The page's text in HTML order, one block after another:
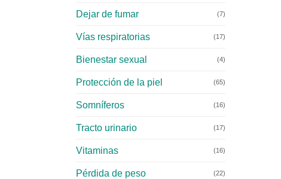
Dejar de fumar (7)
Vías respiratorias (17)
Bienestar sexual (4)
Protección de la piel (65)
Somníferos (16)
Tracto urinario (17)
Vitaminas (16)
Pérdida de peso (22)